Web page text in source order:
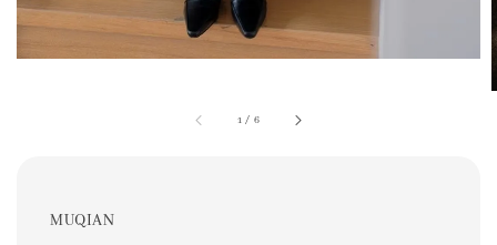
1 / 6
MUQIAN